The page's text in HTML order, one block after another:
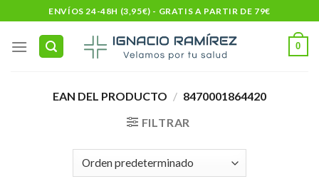
to
content
ENVÍOS 24-48H (3,95€) - GRATIS A PARTIR DE 79€
0
EAN DEL PRODUCTO / 8470001864420
FILTRAR